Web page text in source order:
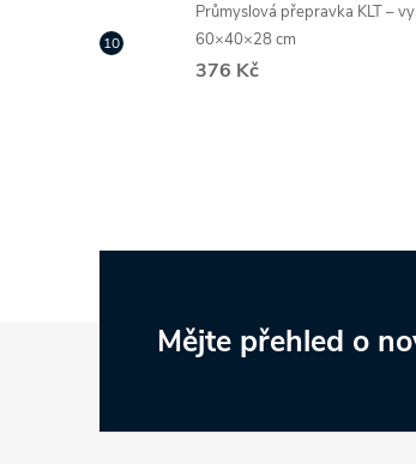
Průmyslová přepravka KLT –
60×40×28 cm
376 Kč
Mějte přehled o